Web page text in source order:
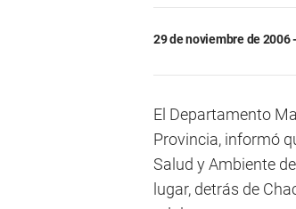
29 de noviembre de 2006
El Departamento
Provincia, informó
Salud y Ambiente
lugar, detrás de